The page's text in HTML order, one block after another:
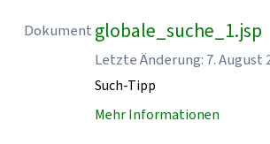
Dokument globale_suche_1.jsp
Letzte Änderung: 7. August
Such-Tipp
Mehr Informationen